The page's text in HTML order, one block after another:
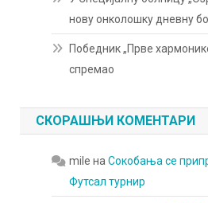
нову онколошку дневну
Победник „Прве
спремао
СКОРАШЊИ КОМЕНТАРИ
mile наСокобања се
Футсал турнир